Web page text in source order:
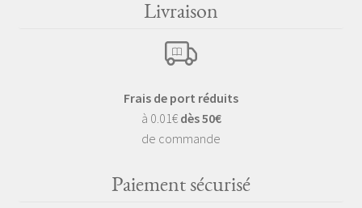
Livraison
Frais de port réduits
à 0.01€ dès 50€
de commande
Paiement sécurisé